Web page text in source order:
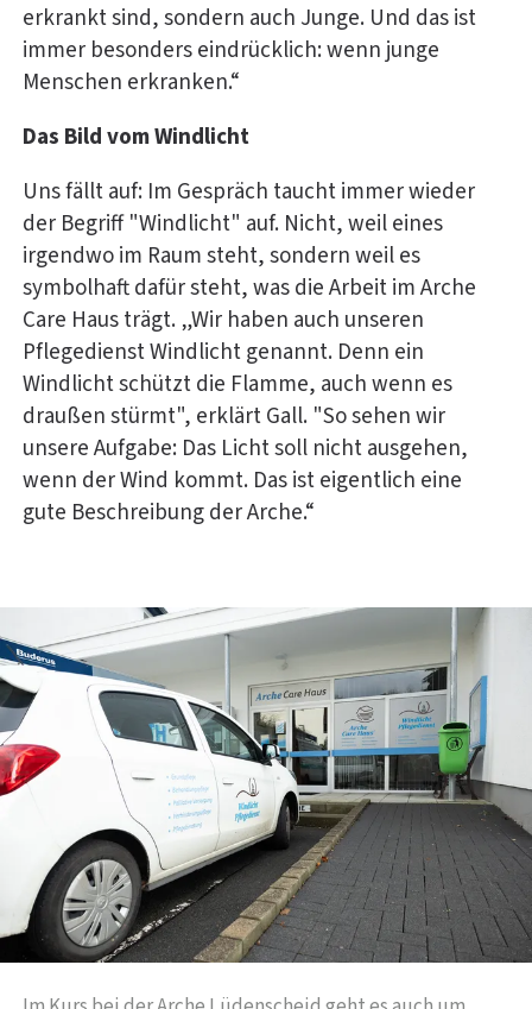
erkrankt sind, sondern auch Junge. Und das ist
immer besonders eindrücklich: wenn junge
Menschen erkranken.“
Das Bild vom Windlicht
Uns fällt auf: Im Gespräch taucht immer wieder
der Begriff "Windlicht" auf. Nicht, weil eines
irgendwo im Raum steht, sondern weil es
symbolhaft dafür steht, was die Arbeit im Arche
Care Haus trägt. „Wir haben auch unseren
Pflegedienst Windlicht genannt. Denn ein
Windlicht schützt die Flamme, auch wenn es
draußen stürmt", erklärt Gall. "So sehen wir
unsere Aufgabe: Das Licht soll nicht ausgehen,
wenn der Wind kommt. Das ist eigentlich eine
gute Beschreibung der Arche.“